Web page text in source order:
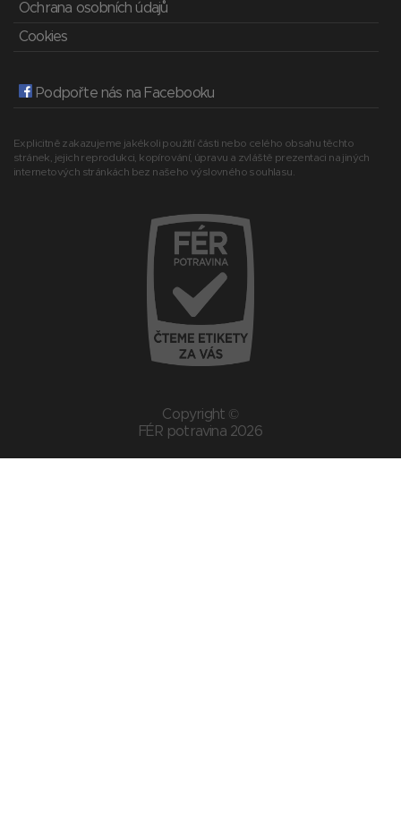
Ochrana osobních údajů
Cookies
Podpořte nás na Facebooku
Explicitně zakazujeme jakékoli použití části nebo celého obsahu těchto
stránek, jejich reprodukci, kopírování, úpravu a zvláště prezentaci na jiných
internetových stránkách bez našeho výslovného souhlasu.
Copyright ©
FÉR potravina 2026